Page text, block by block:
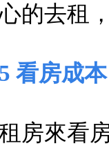
的去租
5 看房成本
房來看